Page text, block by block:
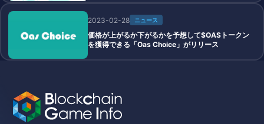
2023-02-28 ニュース
価格が上がるか下がるかを予想して$OASトークン
を獲得できる「Oas Choice」がリリース